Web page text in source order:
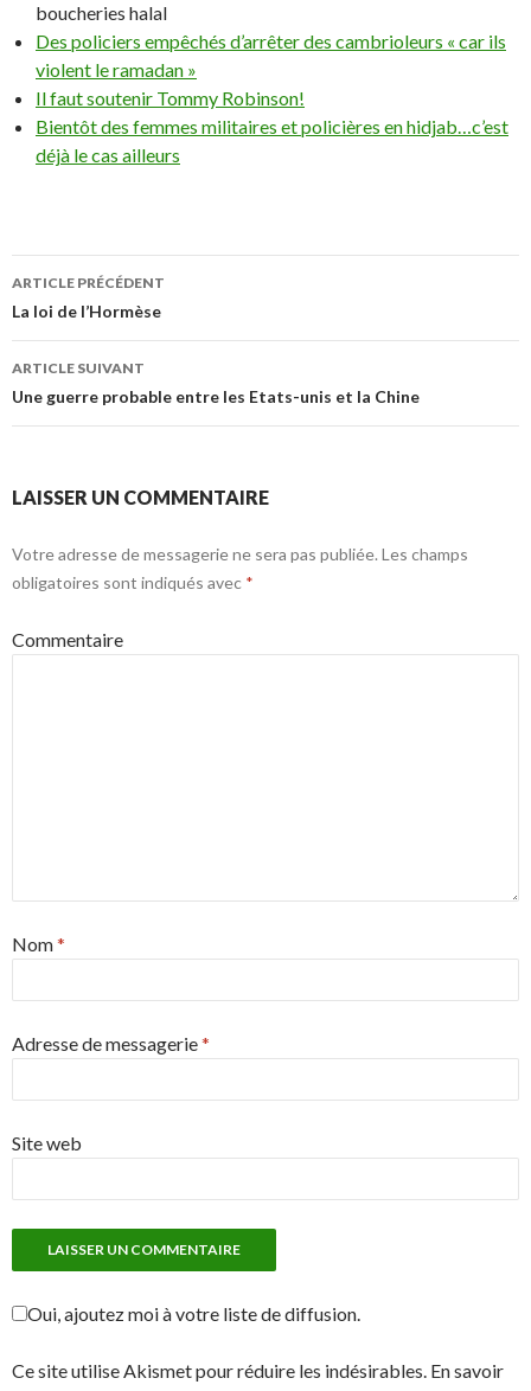
boucheries halal
Des policiers empêchés d’arrêter des cambrioleurs « car ils
violent le ramadan »
Il faut soutenir Tommy Robinson!
Bientôt des femmes militaires et policières en hidjab…c’est
déjà le cas ailleurs
Navigation
des
articles
ARTICLE PRÉCÉDENT
La loi de l’Hormèse
ARTICLE SUIVANT
Une guerre probable entre les Etats-unis et la Chine
LAISSER UN COMMENTAIRE
Votre adresse de messagerie ne sera pas publiée. Les champs
obligatoires sont indiqués avec *
Commentaire
Nom*
Adresse de messagerie*
Site web
Oui, ajoutez moi à votre liste de diffusion.
Ce site utilise Akismet pour réduire les indésirables. En savoir